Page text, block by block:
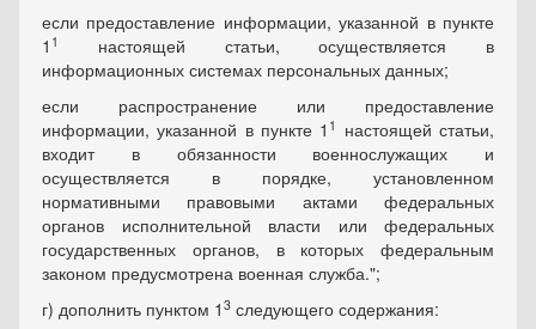
если предоставление информации, указанной в пункте
1 1
настоящей статьи, осуществляется в
информационных системах персональных данных;
если распространение или предоставление
информации, указанной в пункте 1 1
настоящей статьи,
входит в обязанности военнослужащих и
осуществляется в порядке, установленном
нормативными правовыми актами федеральных
органов исполнительной власти или федеральных
государственных органов, в которых федеральным
законом предусмотрена военная служба.";
г) дополнить пунктом 1 3 следующего содержания: